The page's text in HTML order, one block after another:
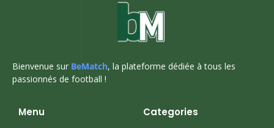
Bienvenue sur BeMatch, la plateforme dédiée à tous les
passionnés de football !
Menu Categories